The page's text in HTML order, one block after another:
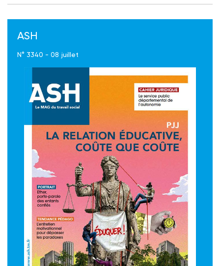
ASH
N° 3340 - 08 juillet